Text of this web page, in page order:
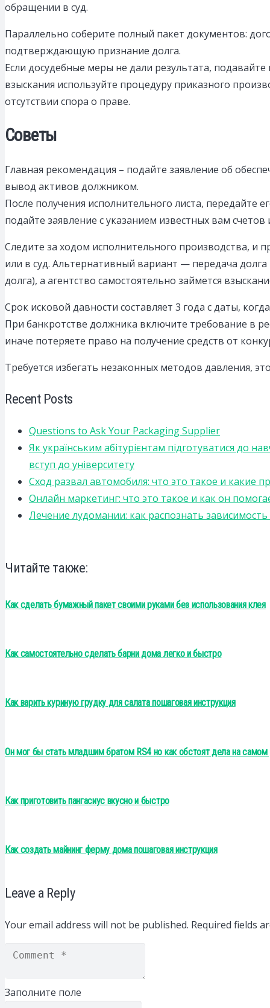
обращении в суд.
Параллельно соберите полный пакет документов:
подтверждающую признание долга.
Если досудебные меры не дали результата,
взыскания используйте процедуру приказного
отсутствии спора о праве.
Советы
Главная рекомендация – подайте заявление об
вывод активов должником.
После получения исполнительного листа, передайте
подайте заявление с указанием известных вам
Следите за ходом исполнительного производства, и
или в суд. Альтернативный вариант — передача долга
долга), а агентство самостоятельно займется
Срок исковой давности составляет 3 года с даты,
При банкротстве должника включите требование в
иначе потеряете право на получение средств от
Требуется избегать незаконных методов давления,
Recent Posts
Questions to Ask Your Packaging Supplier
Як українським абітурієнтам підготуватися до
вступ до університету
Сход развал автомобиля: что это такое и какие
Онлайн маркетинг: что это такое и как он
Лечение лудомании: как распознать
Читайте также:
Как сделать бумажный пакет своими руками без использования клея
Как самостоятельно сделать барни дома легко и быстро
Как варить куриную грудку для салата пошаговая инструкция
Он мог бы стать младшим братом RS4 но как обстоят дела на
Как приготовить пангасиус вкусно и быстро
Как создать майнинг ферму дома пошаговая инструкция
Leave a Reply
Your email address will not be published. Required fields
Заполните поле